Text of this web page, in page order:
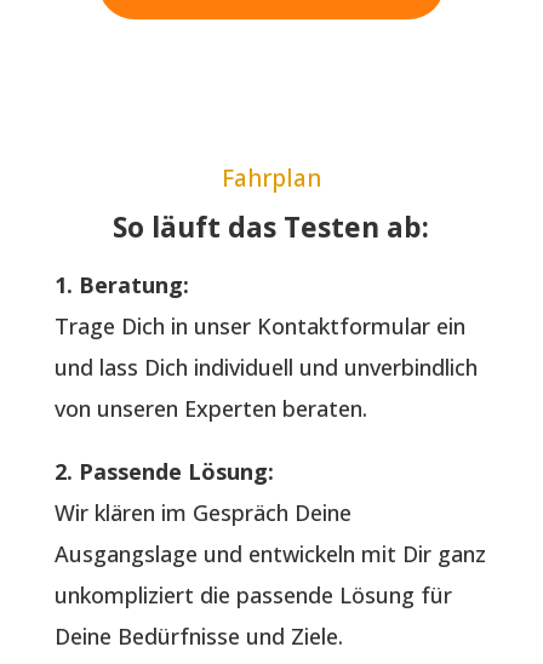
Fahrplan
So läuft das Testen ab:
1. Beratung:
Trage Dich in unser Kontaktformular ein
und lass Dich individuell und unverbindlich
von unseren Experten beraten.
2. Passende Lösung:
Wir klären im Gespräch Deine
Ausgangslage und entwickeln mit Dir ganz
unkompliziert die passende Lösung für
Deine Bedürfnisse und Ziele.